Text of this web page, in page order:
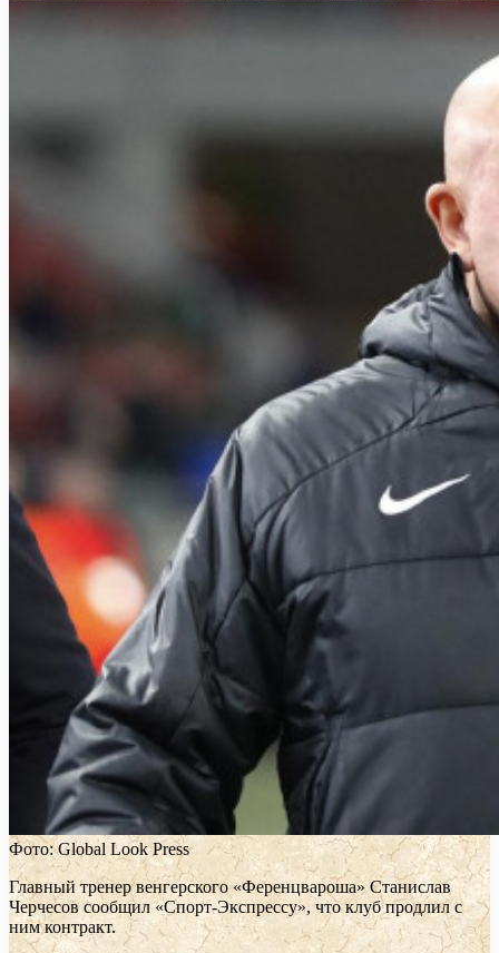
Фото: Global Look Press
Главный тренер венгерского «Ференцвароша» Станислав
Черчесов сообщил «Спорт-Экспрессу», что клуб продлил с
ним контракт.